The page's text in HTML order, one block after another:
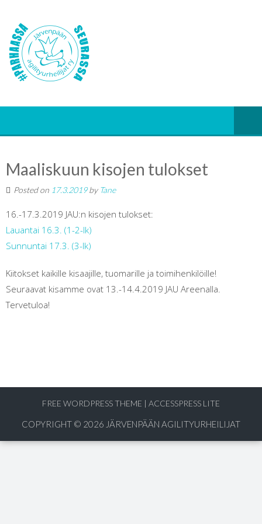
Maaliskuun kisojen tulokset
Posted on 17.3.2019by Tane
16.-17.3.2019 JAU:n kisojen tulokset:
Lauantai 16.3. (1-2-lk)
Sunnuntai 17.3. (3-lk)
Kiitokset kaikille kisaajille, tuomarille ja toimihenkilöille!
Seuraavat kisamme ovat 13.-14.4.2019 JAU Areenalla.
Tervetuloa!
FREE WORDPRESS THEME | ACCESSPRESS LITE
COPYRIGHT © 2026 JÄRVENPÄÄN AGILITYURHEILIJAT